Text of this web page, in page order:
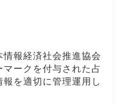
報経済社会推進協会
ークを付与された占
を適切に管理運用し